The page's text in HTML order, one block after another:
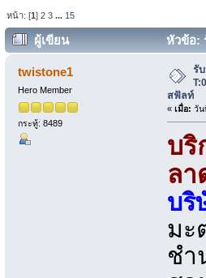
หน้า: [1]2 3 ... 15
ผู้เขียน
หัวข้อ:
ยางแอสฟัลท์ (อ่าน 6765 ครั้ง)
twistone1
Hero Member
กระทู้: 8489
รั
สฟัลท์
« เมื่อ: วัน
บริ
ลา
บริ
มะ
ช